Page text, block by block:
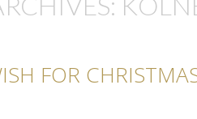
FOR